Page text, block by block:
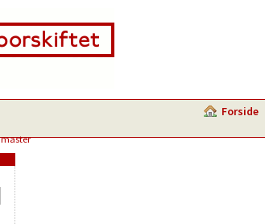
Forside